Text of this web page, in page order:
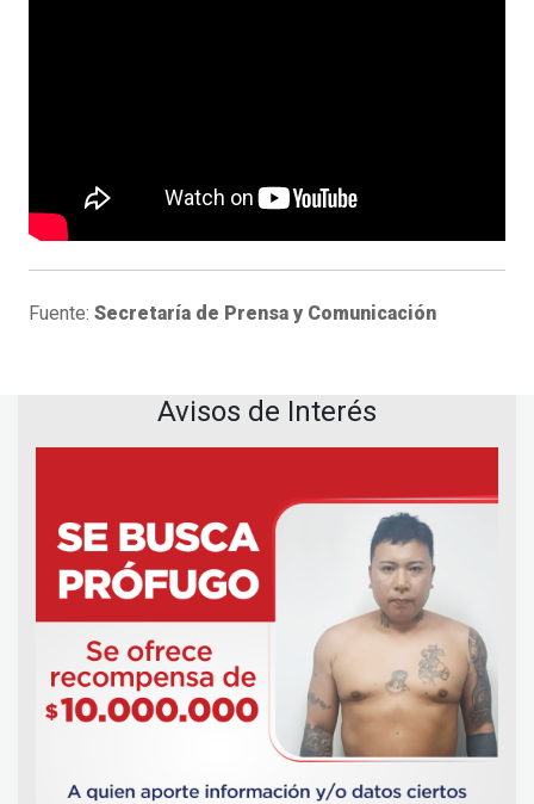
Fuente: Secretaría de Prensa y Comunicación
Avisos de Interés